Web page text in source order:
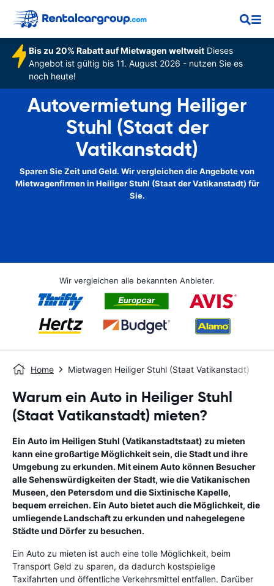
Bis zu 20% Rabatt auf Mietwagen weltweitDieses
Angebot ist gültig bis 11. August 2026 - nutzen Sie es
noch heute!
Autovermietung Heiliger
Stuhl (Staat der
Vatikanstadt)
Sparen Sie Zeit und Geld. Wir vergleichen die Angebote von
Mietwagenfirmen in Heiliger Stuhl (Staat der Vatikanstadt) für
Sie.
Wir vergleichen alle bekannten Anbieter.
Home Mietwagen Heiliger Stuhl (Staat Vatikanstadt)
Warum ein Auto in Heiliger Stuhl
(Staat Vatikanstadt) mieten?
Ein Auto im Heiligen Stuhl (Vatikanstadtstaat) zu mieten
kann eine großartige Möglichkeit sein, die Stadt und ihre
Umgebung zu erkunden. Mit einem Auto können Besucher
alle Sehenswürdigkeiten der Stadt, wie die Vatikanischen
Museen, den Petersdom und die Sixtinische Kapelle,
bequem erreichen. Ein Auto bietet auch die Möglichkeit, die
umliegende Landschaft zu erkunden und nahegelegene
Städte und Dörfer zu besuchen.
Ein Auto zu mieten ist auch eine tolle Möglichkeit, beim
Transport Geld zu sparen, da dadurch kostspielige
Taxifahrten und öffentliche Verkehrsmittel entfallen. Darüber